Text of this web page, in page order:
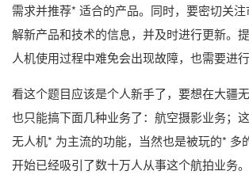
需求并推荐* 适合的产品。同时，要密切关
解新产品和技术的信息，并及时进行更新。
人机使用过程中难免会出现故障，也需要进行
看这个题目应该是个人新手了，要想在大疆无
也只能搞下面几种业务了：航空摄影业务；
无人机* 为主流的功能，当然也是被玩的* 多
开始已经吸引了数十万人从事这个航拍业务。